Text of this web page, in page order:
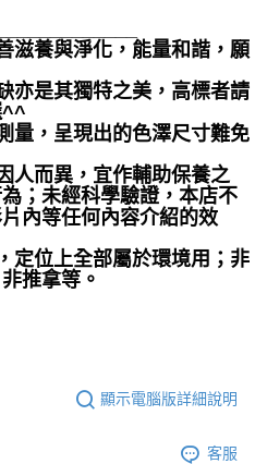
滋養與淨化，能量和諧，願
亦是其獨特之美，高標者請
^^
量，呈現出的色澤尺寸難免
人而異，宜作輔助保養之
；未經科學驗證，本店不
內等任何內容介紹的效
定位上全部屬於環境用；非
推拿等。
顯示電腦版詳細說明
客服